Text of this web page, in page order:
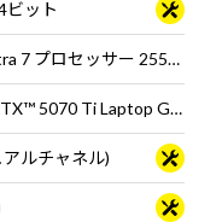
ビット
インテル® Core™ Ultra 7 プロセッサー 255HX
NVIDIA® GeForce RTX™ 5070 Ti Laptop GPU
ルチャネル)